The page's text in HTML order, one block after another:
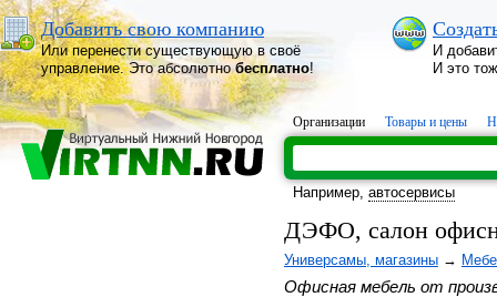
Добавить свою компанию
Или перенести существующую в своё
управление. Это абсолютнобесплатно!
И
И это
Организации Товары и цены
Например, автосервисы
ДЭФО, салон
Универсамы, магазины →
Офисная мебель от